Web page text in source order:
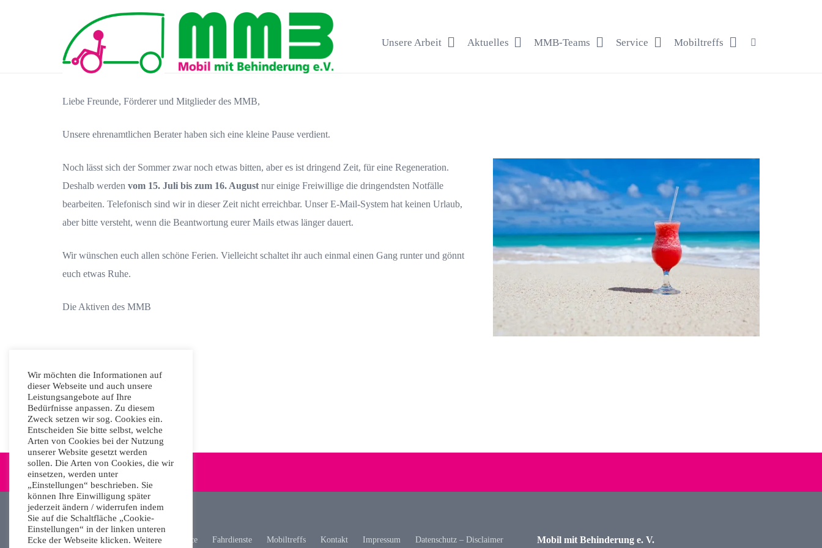
Unsere Arbeit Aktuelles MMB-Teams Service Mobiltreffs
Liebe Freunde, Förderer und Mitglieder des MMB,
Unsere ehrenamtlichen Berater haben sich eine kleine Pause verdient.
Noch lässt sich der Sommer zwar noch etwas bitten, aber es ist dringend Zeit, für eine Regeneration.
Deshalb werden vom 15. Juli bis zum 16. August nur einige Freiwillige die dringendsten Notfälle
bearbeiten. Telefonisch sind wir in dieser Zeit nicht erreichbar. Unser E-Mail-System hat keinen Urlaub,
aber bitte versteht, wenn die Beantwortung eurer Mails etwas länger dauert.
Wir wünschen euch allen schöne Ferien. Vielleicht schaltet ihr auch einmal einen Gang runter und gönnt
euch etwas Ruhe.
Die Aktiven des MMB
Unsere Arbeit Aktuelles Service Fahrdienste Mobiltreffs Kontakt Impressum Datenschutz – Disclaimer Mobil mit Behinderung e. V.
Wir möchten die Informationen auf
dieser Webseite und auch unsere
Leistungsangebote auf Ihre
Bedürfnisse anpassen. Zu diesem
Zweck setzen wir sog. Cookies ein.
Entscheiden Sie bitte selbst, welche
Arten von Cookies bei der Nutzung
unserer Website gesetzt werden
sollen. Die Arten von Cookies, die wir
einsetzen, werden unter
„Einstellungen“ beschrieben. Sie
können Ihre Einwilligung später
jederzeit ändern / widerrufen indem
Sie auf die Schaltfläche „Cookie-
Einstellungen“ in der linken unteren
Ecke der Webseite klicken. Weitere